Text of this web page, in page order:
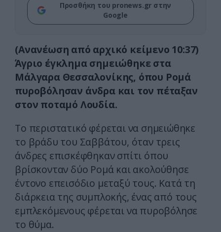
Προσθήκη του pronews.gr στην
Google
(Aνανέωση από αρχικό κείμενο 10:37)
Άγριο έγκλημα σημειώθηκε στα
Μάλγαρα Θεσσαλονίκης, όπου Ρομά
πυροβόλησαν άνδρα και τον πέταξαν
στον ποταμό Λουδία.
Το περιστατικό φέρεται να σημειώθηκε
το βράδυ του Σαββάτου, όταν τρεις
άνδρες επισκέφθηκαν σπίτι όπου
βρίσκονταν δύο Ρομά και ακολούθησε
έντονο επεισόδιο μεταξύ τους. Κατά τη
διάρκεια της συμπλοκής, ένας από τους
εμπλεκόμενους φέρεται να πυροβόλησε
το θύμα.